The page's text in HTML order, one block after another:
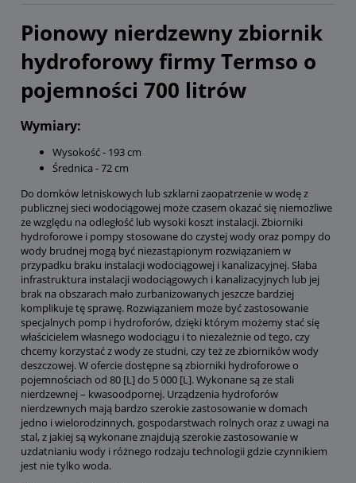
Pionowy nierdzewny zbiornik
hydroforowy firmy Termso o
pojemności 700 litrów
Wymiary:
Wysokość - 193 cm
Średnica - 72 cm
Do domków letniskowych lub szklarni zaopatrzenie w wodę z
publicznej sieci wodociągowej może czasem okazać się niemożliwe
ze względu na odległość lub wysoki koszt instalacji. Zbiorniki
hydroforowe i pompy stosowane do czystej wody oraz pompy do
wody brudnej mogą być niezastąpionym rozwiązaniem w
przypadku braku instalacji wodociągowej i kanalizacyjnej. Słaba
infrastruktura instalacji wodociągowych i kanalizacyjnych lub jej
brak na obszarach mało zurbanizowanych jeszcze bardziej
komplikuje tę sprawę. Rozwiązaniem może być zastosowanie
specjalnych pomp i hydroforów, dzięki którym możemy stać się
właścicielem własnego wodociągu i to niezależnie od tego, czy
chcemy korzystać z wody ze studni, czy też ze zbiorników wody
deszczowej. W ofercie dostępne są zbiorniki hydroforowe o
pojemnościach od 80 [L] do 5 000 [L]. Wykonane są ze stali
nierdzewnej – kwasoodpornej. Urządzenia hydroforów
nierdzewnych mają bardzo szerokie zastosowanie w domach
jedno i wielorodzinnych, gospodarstwach rolnych oraz z uwagi na
stal, z jakiej są wykonane znajdują szerokie zastosowanie w
uzdatnianiu wody i różnego rodzaju technologii gdzie czynnikiem
jest nie tylko woda.